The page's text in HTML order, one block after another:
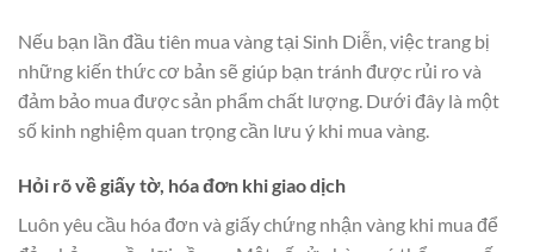
Nếu bạn lần đầu tiên mua vàng tại Sinh Diễn, việc trang bị
những kiến thức cơ bản sẽ giúp bạn tránh được rủi ro và
đảm bảo mua được sản phẩm chất lượng. Dưới đây là một
số kinh nghiệm quan trọng cần lưu ý khi mua vàng.
Hỏi rõ về giấy tờ, hóa đơn khi giao dịch
Luôn yêu cầu hóa đơn và giấy chứng nhận vàng khi mua để